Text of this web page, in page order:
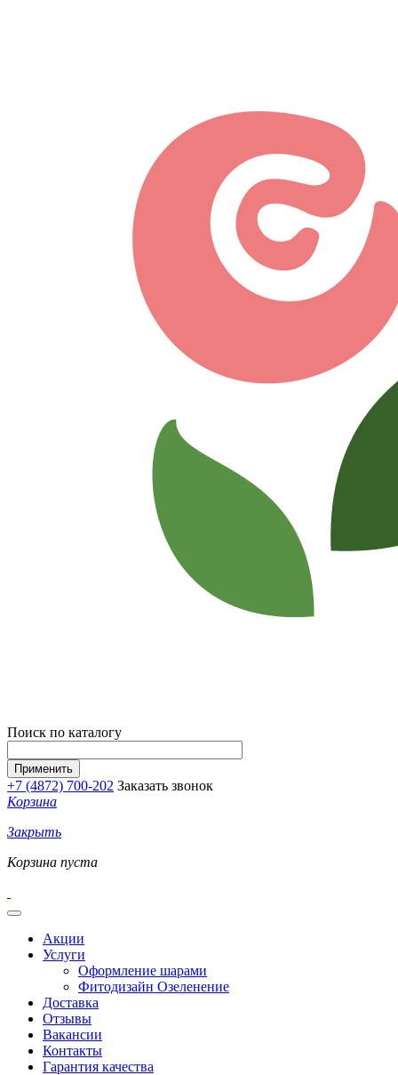
Поиск по каталогу
+7 (4872) 700-202 Заказать звонок
Корзина
Закрыть
Корзина пуста
Акции
Услуги
Оформление шарами
Фитодизайн Озеленение
Доставка
Отзывы
Вакансии
Контакты
Гарантия качества